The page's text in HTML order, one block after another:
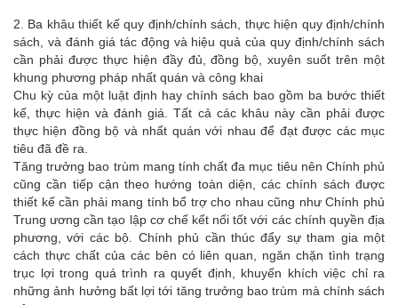
2. Ba khâu thiết kế quy định/chính sách, thực hiện quy định/chính
sách, và đánh giá tác động và hiệu quả của quy định/chính sách
cần phải được thực hiện đầy đủ, đồng bộ, xuyên suốt trên một
khung phương pháp nhất quán và công khai
Chu kỳ của một luật định hay chính sách bao gồm ba bước thiết
kế, thực hiện và đánh giá. Tất cả các khâu này cần phải được
thực hiện đồng bộ và nhất quán với nhau để đạt được các mục
tiêu đã đề ra.
Tăng trưởng bao trùm mang tính chất đa mục tiêu nên Chính phủ
cũng cần tiếp cận theo hướng toàn diện, các chính sách được
thiết kế cần phải mang tính bổ trợ cho nhau cũng như Chính phủ
Trung ương cần tạo lập cơ chế kết nối tốt với các chính quyền địa
phương, với các bộ. Chính phủ cần thúc đẩy sự tham gia một
cách thực chất của các bên có liên quan, ngăn chặn tình trạng
trục lợi trong quá trình ra quyết định, khuyến khích việc chỉ ra
những ảnh hưởng bất lợi tới tăng trưởng bao trùm mà chính sách